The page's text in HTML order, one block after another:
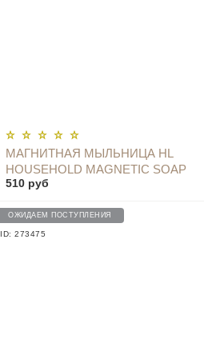
МАГНИТНАЯ МЫЛЬНИЦА HL
HOUSEHOLD MAGNETIC SOAP
RACK
510 руб
ОПОВЕСТИТЬ
ОЖИДАЕМ ПОСТУПЛЕНИЯ
ID: 273475